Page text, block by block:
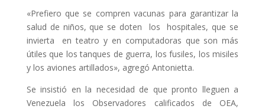
«Prefiero que se compren vacunas para garantizar la
salud de niños, que se doten los hospitales, que se
invierta en teatro y en computadoras que son más
útiles que los tanques de guerra, los fusiles, los misiles
y los aviones artillados», agregó Antonietta.
Se insistió en la necesidad de que pronto lleguen a
Venezuela los Observadores calificados de OEA,